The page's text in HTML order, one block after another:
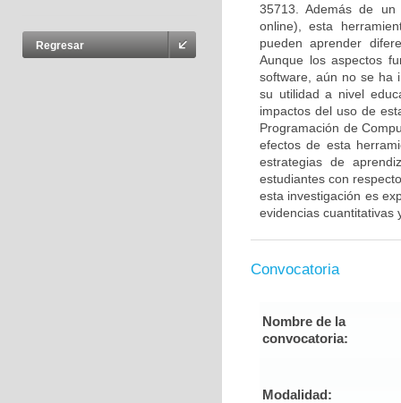
Regresar
35713. Además de
online), esta
pueden aprender
Aunque los aspectos
software, aún no se ha
su utilidad a nivel
impactos del uso de
Programación de
efectos de esta
estrategias de
estudiantes con
esta investigación es
evidencias cuantitativas
Convocatoria
Nombre de la
convocatoria:
Modalidad: